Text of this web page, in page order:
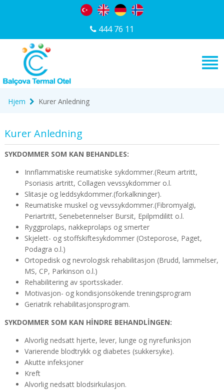
444 76 11
Hjem Kurer Anledning
Kurer Anledning
SYKDOMMER SOM KAN BEHANDLES:
Innflammatiske reumatiske sykdommer.(Reum artritt,
Psoriasis artritt, Collagen vevssykdommer o.l.
Slitasje og leddsykdommer.(forkalkninger).
Reumatiske muskel og vevssykdommer.(Fibromyalgi,
Periartritt, Senebetennelser Bursit, Epilpmdilitt o.l.
Ryggprolaps, nakkeprolaps og smerter
Skjelett- og stoffskiftesykdommer (Osteporose, Paget,
Podagra o.l.)
Ortopedisk og nevrologisk rehabilitasjon (Brudd, lammelser,
MS, CP, Parkinson o.l.)
Rehabilitering av sportsskader.
Motivasjon- og kondisjonsökende treningsprogram
Geriatrik rehabilitasjonsprogram.
SYKDOMMER SOM KAN HİNDRE BEHANDLİNGEN:
Alvorlig nedsatt hjerte, lever, lunge og nyrefunksjon
Varierende blodtrykk og diabetes (sukkersyke).
Akutte infeksjoner
Kreft
Alvorlig nedsatt blodsirkulasjon.